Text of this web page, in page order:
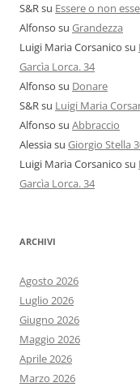
S&Rsu Essere o non
Alfonso su Grandezza
Luigi Maria Corsanico su
Garcìa Lorca. 34
Alfonso su Donare
S&Rsu Luigi Maria
Alfonso su Abbraccio
Alessiasu Giorgio Stella
Luigi Maria Corsanico su
Garcìa Lorca. 34
ARCHIVI
Agosto 2026
Luglio 2026
Giugno 2026
Maggio 2026
Aprile 2026
Marzo 2026